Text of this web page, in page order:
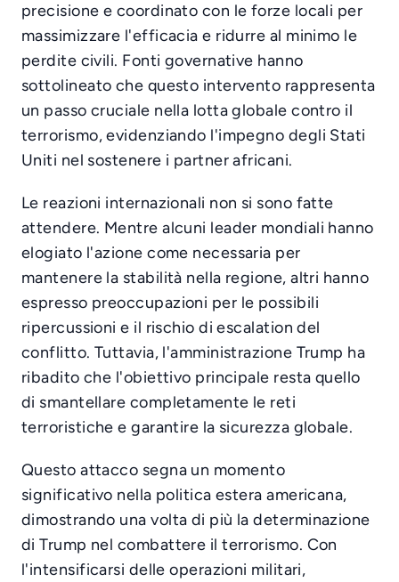
precisione e coordinato con le forze locali per
massimizzare l'efficacia e ridurre al minimo le
perdite civili. Fonti governative hanno
sottolineato che questo intervento rappresenta
un passo cruciale nella lotta globale contro il
terrorismo, evidenziando l'impegno degli Stati
Uniti nel sostenere i partner africani.
Le reazioni internazionali non si sono fatte
attendere. Mentre alcuni leader mondiali hanno
elogiato l'azione come necessaria per
mantenere la stabilità nella regione, altri hanno
espresso preoccupazioni per le possibili
ripercussioni e il rischio di escalation del
conflitto. Tuttavia, l'amministrazione Trump ha
ribadito che l'obiettivo principale resta quello
di smantellare completamente le reti
terroristiche e garantire la sicurezza globale.
Questo attacco segna un momento
significativo nella politica estera americana,
dimostrando una volta di più la determinazione
di Trump nel combattere il terrorismo. Con
l'intensificarsi delle operazioni militari,